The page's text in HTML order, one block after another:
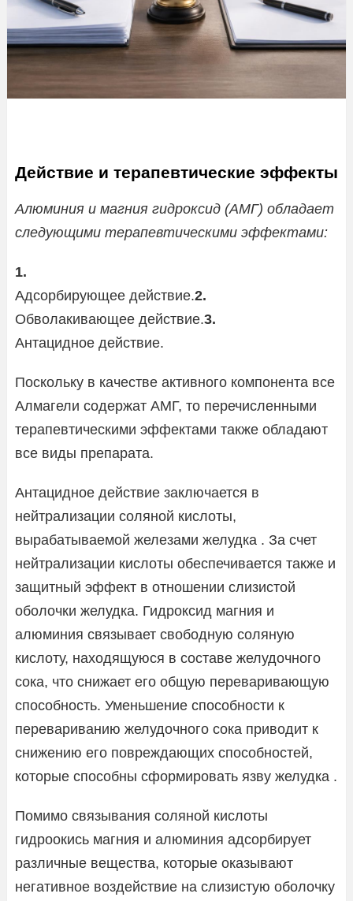
Действие и терапевтические эффекты
Алюминия и магния гидроксид (АМГ) обладает
следующими терапевтическими эффектами:
1.
Адсорбирующее действие.2.
Обволакивающее действие.3.
Антацидное действие.
Поскольку в качестве активного компонента все
Алмагели содержат АМГ, то перечисленными
терапевтическими эффектами также обладают
все виды препарата.
Антацидное действие заключается в
нейтрализации соляной кислоты,
вырабатываемой железами желудка . За счет
нейтрализации кислоты обеспечивается также и
защитный эффект в отношении слизистой
оболочки желудка. Гидроксид магния и
алюминия связывает свободную соляную
кислоту, находящуюся в составе желудочного
сока, что снижает его общую переваривающую
способность. Уменьшение способности к
перевариванию желудочного сока приводит к
снижению его повреждающих способностей,
которые способны сформировать язву желудка .
Помимо связывания соляной кислоты
гидроокись магния и алюминия адсорбирует
различные вещества, которые оказывают
негативное воздействие на слизистую оболочку